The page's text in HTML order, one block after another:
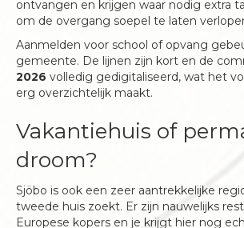
ontvangen en krijgen waar nodig extra
om de overgang soepel te laten
Aanmelden voor school of opvang
gemeente. De lijnen zijn kort en de
2026 volledig gedigitaliseerd, wat het
erg overzichtelijk maakt.
Vakantiehuis of
droom?
Sjöbo is ook een zeer aantrekkelijke
tweede huis zoekt. Er zijn nauwelijks
Europese kopers en je krijgt hier nog